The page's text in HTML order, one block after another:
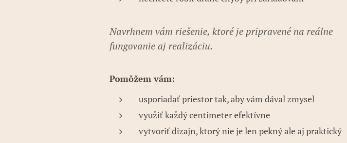
Navrhnem vám riešenie, ktoré je pripravené na reálne
fungovanie aj realizáciu.
Pomôžem vám:
usporiadať priestor tak, aby vám dával zmysel
využiť každý centimeter efektívne
vytvoriť dizajn, ktorý nie je len pekný ale aj praktický